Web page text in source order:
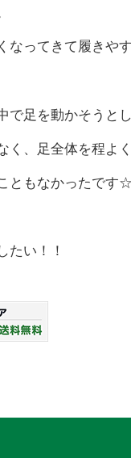
ってきて履きや
で足を動かそうと
く、足全体を程よ
ともなかったです
たい！！